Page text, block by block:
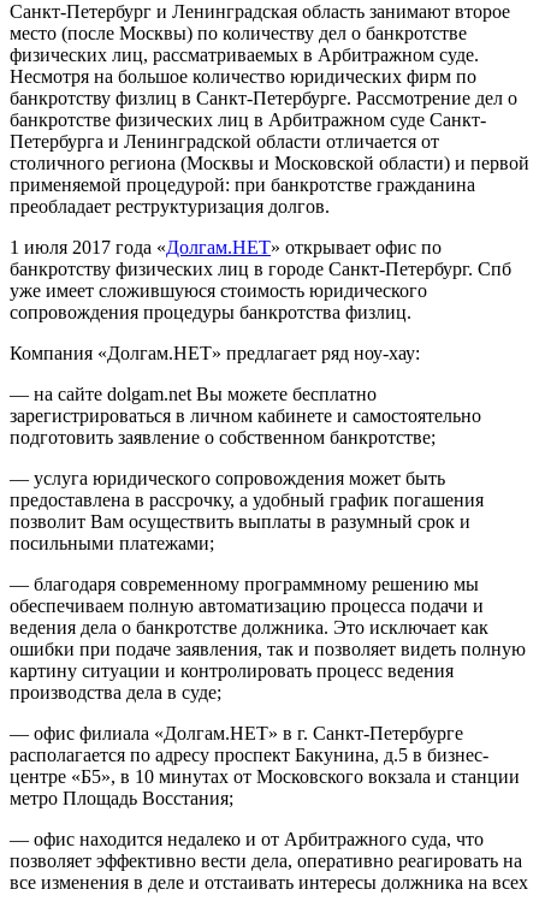
Санкт-Петербург и Ленинградская область занимают второе
место (после Москвы) по количеству дел о банкротстве
физических лиц, рассматриваемых в Арбитражном суде.
Несмотря на большое количество юридических фирм по
банкротству физлиц в Санкт-Петербурге. Рассмотрение дел о
банкротстве физических лиц в Арбитражном суде Санкт-
Петербурга и Ленинградской области отличается от
столичного региона (Москвы и Московской области) и первой
применяемой процедурой: при банкротстве гражданина
преобладает реструктуризация долгов.
1 июля 2017 года «Долгам.НЕТ» открывает офис по
банкротству физических лиц в городе Санкт-Петербург. Спб
уже имеет сложившуюся стоимость юридического
сопровождения процедуры банкротства физлиц.
Компания «Долгам.НЕТ» предлагает ряд ноу-хау:
— на сайте dolgam.net Вы можете бесплатно
зарегистрироваться в личном кабинете и самостоятельно
подготовить заявление о собственном банкротстве;
— услуга юридического сопровождения может быть
предоставлена в рассрочку, а удобный график погашения
позволит Вам осуществить выплаты в разумный срок и
посильными платежами;
— благодаря современному программному решению мы
обеспечиваем полную автоматизацию процесса подачи и
ведения дела о банкротстве должника. Это исключает как
ошибки при подаче заявления, так и позволяет видеть полную
картину ситуации и контролировать процесс ведения
производства дела в суде;
— офис филиала «Долгам.НЕТ» в г. Санкт-Петербурге
располагается по адресу проспект Бакунина, д.5 в бизнес-
центре «Б5», в 10 минутах от Московского вокзала и станции
метро Площадь Восстания;
— офис находится недалеко и от Арбитражного суда, что
позволяет эффективно вести дела, оперативно реагировать на
все изменения в деле и отстаивать интересы должника на всех